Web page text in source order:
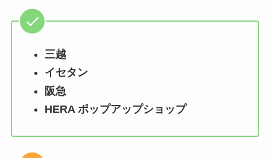
三越
イセタン
阪急
HERA ポップアップショップ